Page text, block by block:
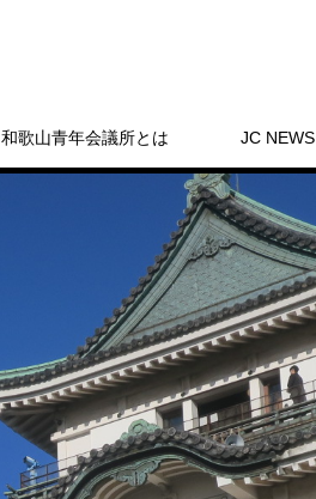
和歌山青年会議所とは JC NEWS